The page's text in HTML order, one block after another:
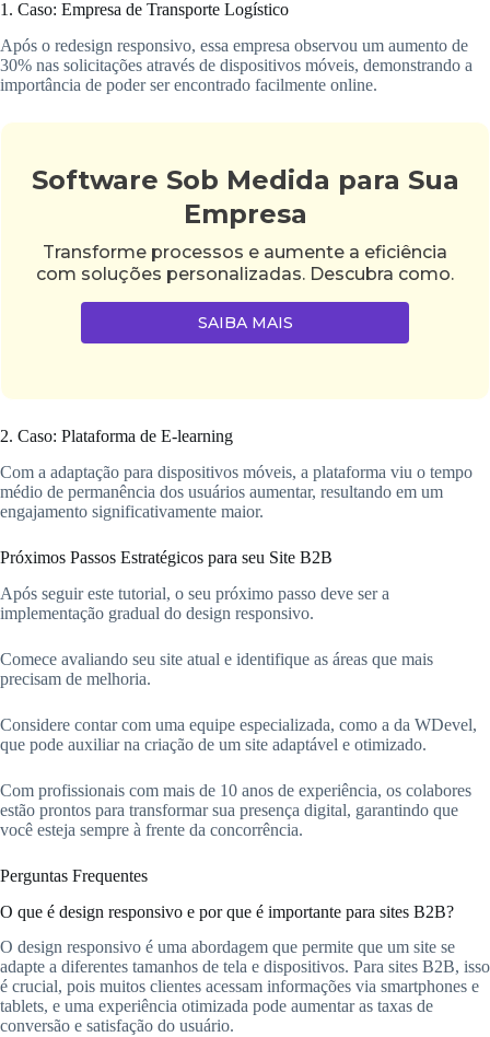
1. Caso: Empresa de Transporte Logístico
Após o redesign responsivo, essa empresa observou um aumento de
30% nas solicitações através de dispositivos móveis, demonstrando a
importância de poder ser encontrado facilmente online.
Software Sob Medida para Sua
Empresa
Transforme processos e aumente a eficiência
com soluções personalizadas. Descubra como.
SAIBA MAIS
2. Caso: Plataforma de E-learning
Com a adaptação para dispositivos móveis, a plataforma viu o tempo
médio de permanência dos usuários aumentar, resultando em um
engajamento significativamente maior.
Próximos Passos Estratégicos para seu Site B2B
Após seguir este tutorial, o seu próximo passo deve ser a
implementação gradual do design responsivo.
Comece avaliando seu site atual e identifique as áreas que mais
precisam de melhoria.
Considere contar com uma equipe especializada, como a da WDevel,
que pode auxiliar na criação de um site adaptável e otimizado.
Com profissionais com mais de 10 anos de experiência, os colabores
estão prontos para transformar sua presença digital, garantindo que
você esteja sempre à frente da concorrência.
Perguntas Frequentes
O que é design responsivo e por que é importante para sites B2B?
O design responsivo é uma abordagem que permite que um site se
adapte a diferentes tamanhos de tela e dispositivos. Para sites B2B, isso
é crucial, pois muitos clientes acessam informações via smartphones e
tablets, e uma experiência otimizada pode aumentar as taxas de
conversão e satisfação do usuário.